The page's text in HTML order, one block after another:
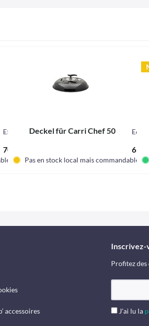
E545
70,98 € *
Deckel für Carri Chef 50 E6606
Pas en stock local mais commandable.
accessoires
Inscrivez-
Profitez
J'ai lu la